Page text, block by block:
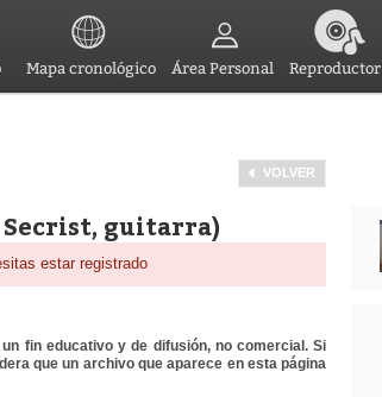
Mapa cronológico Área Personal Reproductor
VOLVER
Secrist, guitarra)
estar registrado
fin educativo y de difusión, no comercial. Si
que un archivo que aparece en esta página